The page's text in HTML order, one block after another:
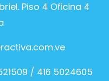
Piso 4 Oficina 4
/ 416 5024605